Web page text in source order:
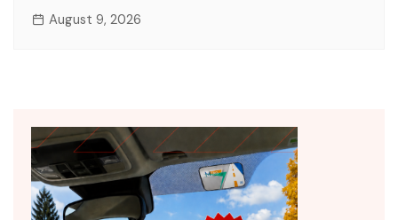
August 9, 2026